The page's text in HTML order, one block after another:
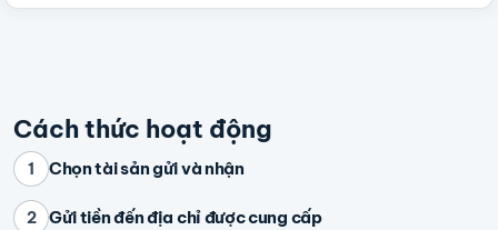
Cách thức hoạt động
1 Chọn tài sản gửi và nhận
2 Gửi tiền đến địa chỉ được cung cấp